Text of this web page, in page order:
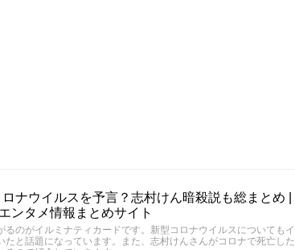
ナウイルスを予言？志村けん暗殺説も総まとめ |
ンタメ情報まとめサイト
るのがイルミナティカードです。新型コロナウイルスについてもイ
たと話題になっています。また、志村けんさんがコロナで死亡した